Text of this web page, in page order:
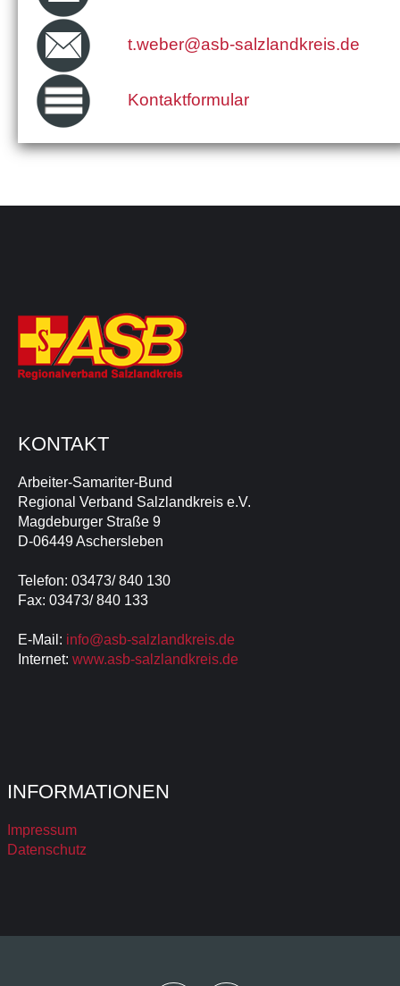
t.weber@asb-salzlandkreis.de
Kontaktformular
KONTAKT
Arbeiter-Samariter-Bund
Regional Verband Salzlandkreis e.V.
Magdeburger Straße 9
D-06449 Aschersleben
Telefon: 03473/ 840 130
Fax: 03473/ 840 133
E-Mail: info@asb-salzlandkreis.de
Internet: www.asb-salzlandkreis.de
INFORMATIONEN
Impressum
Datenschutz